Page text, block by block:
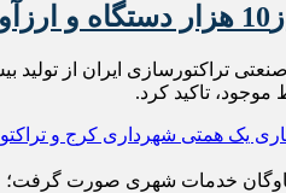
موجود، تاکید کرد.
ناوگان خدمات شهری صورت گرفت؛